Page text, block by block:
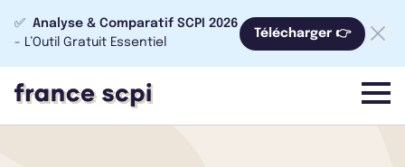
✅ Analyse & Comparatif SCPI 2026
- L’Outil Gratuit Essentiel
Télécharger 👉
menu